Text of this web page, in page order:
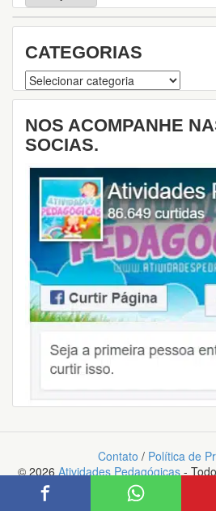
u
i
a
CATEGORIAS
Categorias
NOS ACOMPANHE
SOCIAS.
Contato / Política de
© 2026 Atividades Pedagógicas-
Desenvolvido